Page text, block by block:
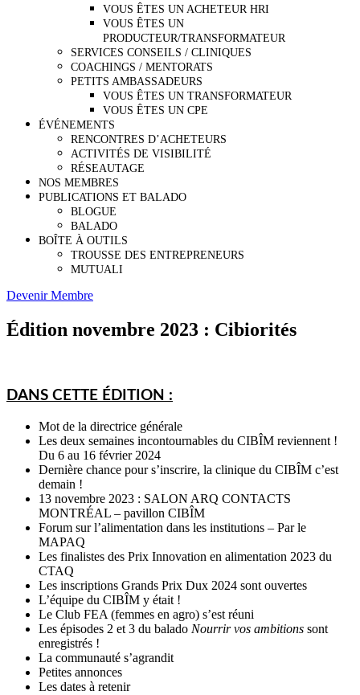
VOUS ÊTES UN ACHETEUR HRI
VOUS ÊTES UN
PRODUCTEUR/TRANSFORMATEUR
SERVICES CONSEILS / CLINIQUES
COACHINGS / MENTORATS
PETITS AMBASSADEURS
VOUS ÊTES UN TRANSFORMATEUR
VOUS ÊTES UN CPE
ÉVÉNEMENTS
RENCONTRES D’ACHETEURS
ACTIVITÉS DE VISIBILITÉ
RÉSEAUTAGE
NOS MEMBRES
PUBLICATIONS ET BALADO
BLOGUE
BALADO
BOÎTE À OUTILS
TROUSSE DES ENTREPRENEURS
MUTUALI
Devenir Membre
Édition novembre 2023 : Cibiorités
DANS CETTE ÉDITION :
Mot de la directrice générale
Les deux semaines incontournables du CIBÎM reviennent !
Du 6 au 16 février 2024
Dernière chance pour s’inscrire, la clinique du CIBÎM c’est
demain !
13 novembre 2023 : SALON ARQ CONTACTS
MONTRÉAL – pavillon CIBÎM
Forum sur l’alimentation dans les institutions – Par le
MAPAQ
Les finalistes des Prix Innovation en alimentation 2023 du
CTAQ
Les inscriptions Grands Prix Dux 2024 sont ouvertes
L’équipe du CIBÎM y était !
Le Club FEA (femmes en agro) s’est réuni
Les épisodes 2 et 3 du balado Nourrir vos ambitions sont
enregistrés !
La communauté s’agrandit
Petites annonces
Les dates à retenir